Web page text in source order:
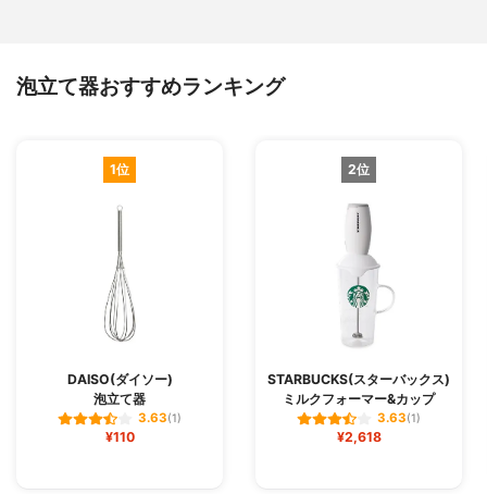
泡立て器おすすめランキング
1位
DAISO(ダイソー)
泡立て器
3.63(1)
¥110
2位
STARBUCKS(スターバックス)
ミルクフォーマー&カップ
3.63(1)
¥2,618